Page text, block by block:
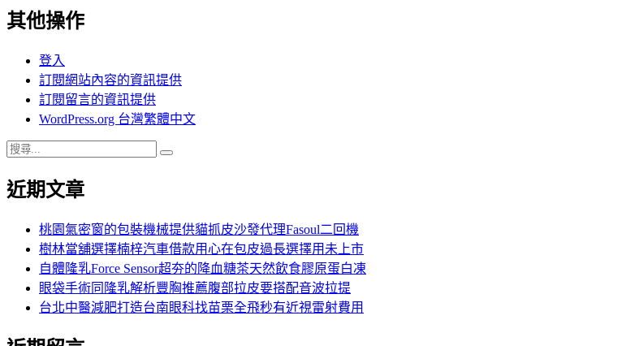
其他操作
登入
訂閱網站內容的資訊提供
訂閱留言的資訊提供
WordPress.org 台灣繁體中文
搜
關
近期文章
桃園氣密窗的包裝機械提供貓抓皮沙發代理Fasoul二回機
樹林當舖選擇楠梓汽車借款用心在包皮過長選擇用未上市
自體隆乳Force Sensor超夯的降血糖茶天然飲食膠原蛋白凍
眼袋手術同隆乳解析豐胸推薦腹部拉皮要搭配音波拉提
台北中醫減肥打造台南眼科找苗栗全飛秒有近視雷射費用